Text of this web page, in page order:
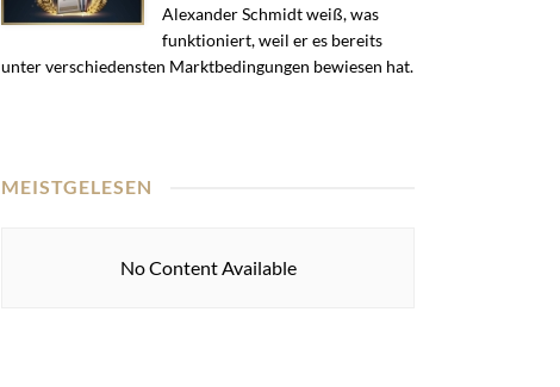
Alexander Schmidt weiß, was
funktioniert, weil er es bereits
unter verschiedensten Marktbedingungen bewiesen hat.
MEISTGELESEN
No Content Available